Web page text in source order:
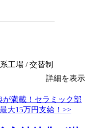
工場 / 交替制
詳細を表示